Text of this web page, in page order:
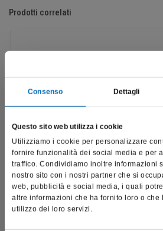
Consenso Dettagli
Questo sito web utilizza i cookie
Utilizziamo i cookie per personalizzare
fornire funzionalità dei social media e per
traffico. Condividiamo inoltre informazioni
nostro sito con i nostri partner che si
web, pubblicità e social media, i quali
altre informazioni che ha fornito loro o che
utilizzo dei loro servizi.
Prodotti correlati